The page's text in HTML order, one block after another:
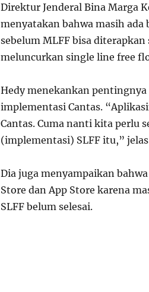
Direktur Jenderal Bina Marga
menyatakan bahwa masih ada
sebelum MLFF bisa
meluncurkan single line free
Hedy menekankan
implementasi Cantas.
Cantas. Cuma nanti kita perlu
(implementasi) SLFF itu,”
Dia juga menyampaikan
Store dan App Store karena
SLFF belum selesai.